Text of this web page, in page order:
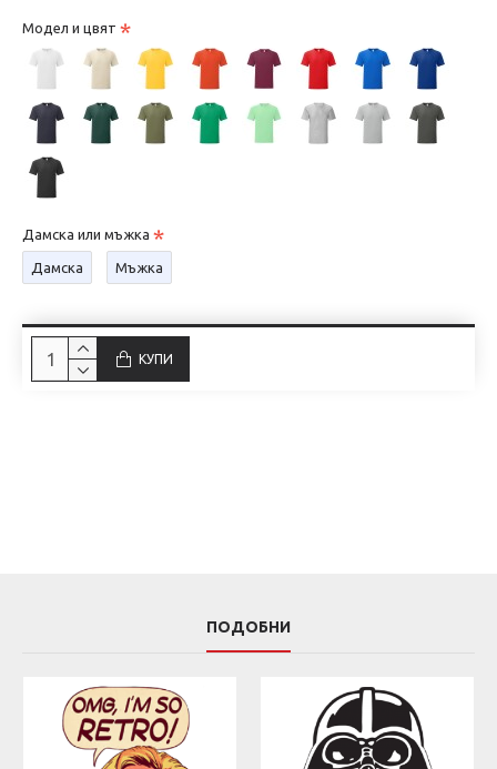
Модел и цвят
Дамска или мъжка
Дамска Мъжка
КУПИ
ПОДОБНИ